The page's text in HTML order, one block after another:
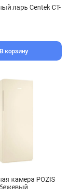
ларь Centek CT-
В корзину
камера POZIS